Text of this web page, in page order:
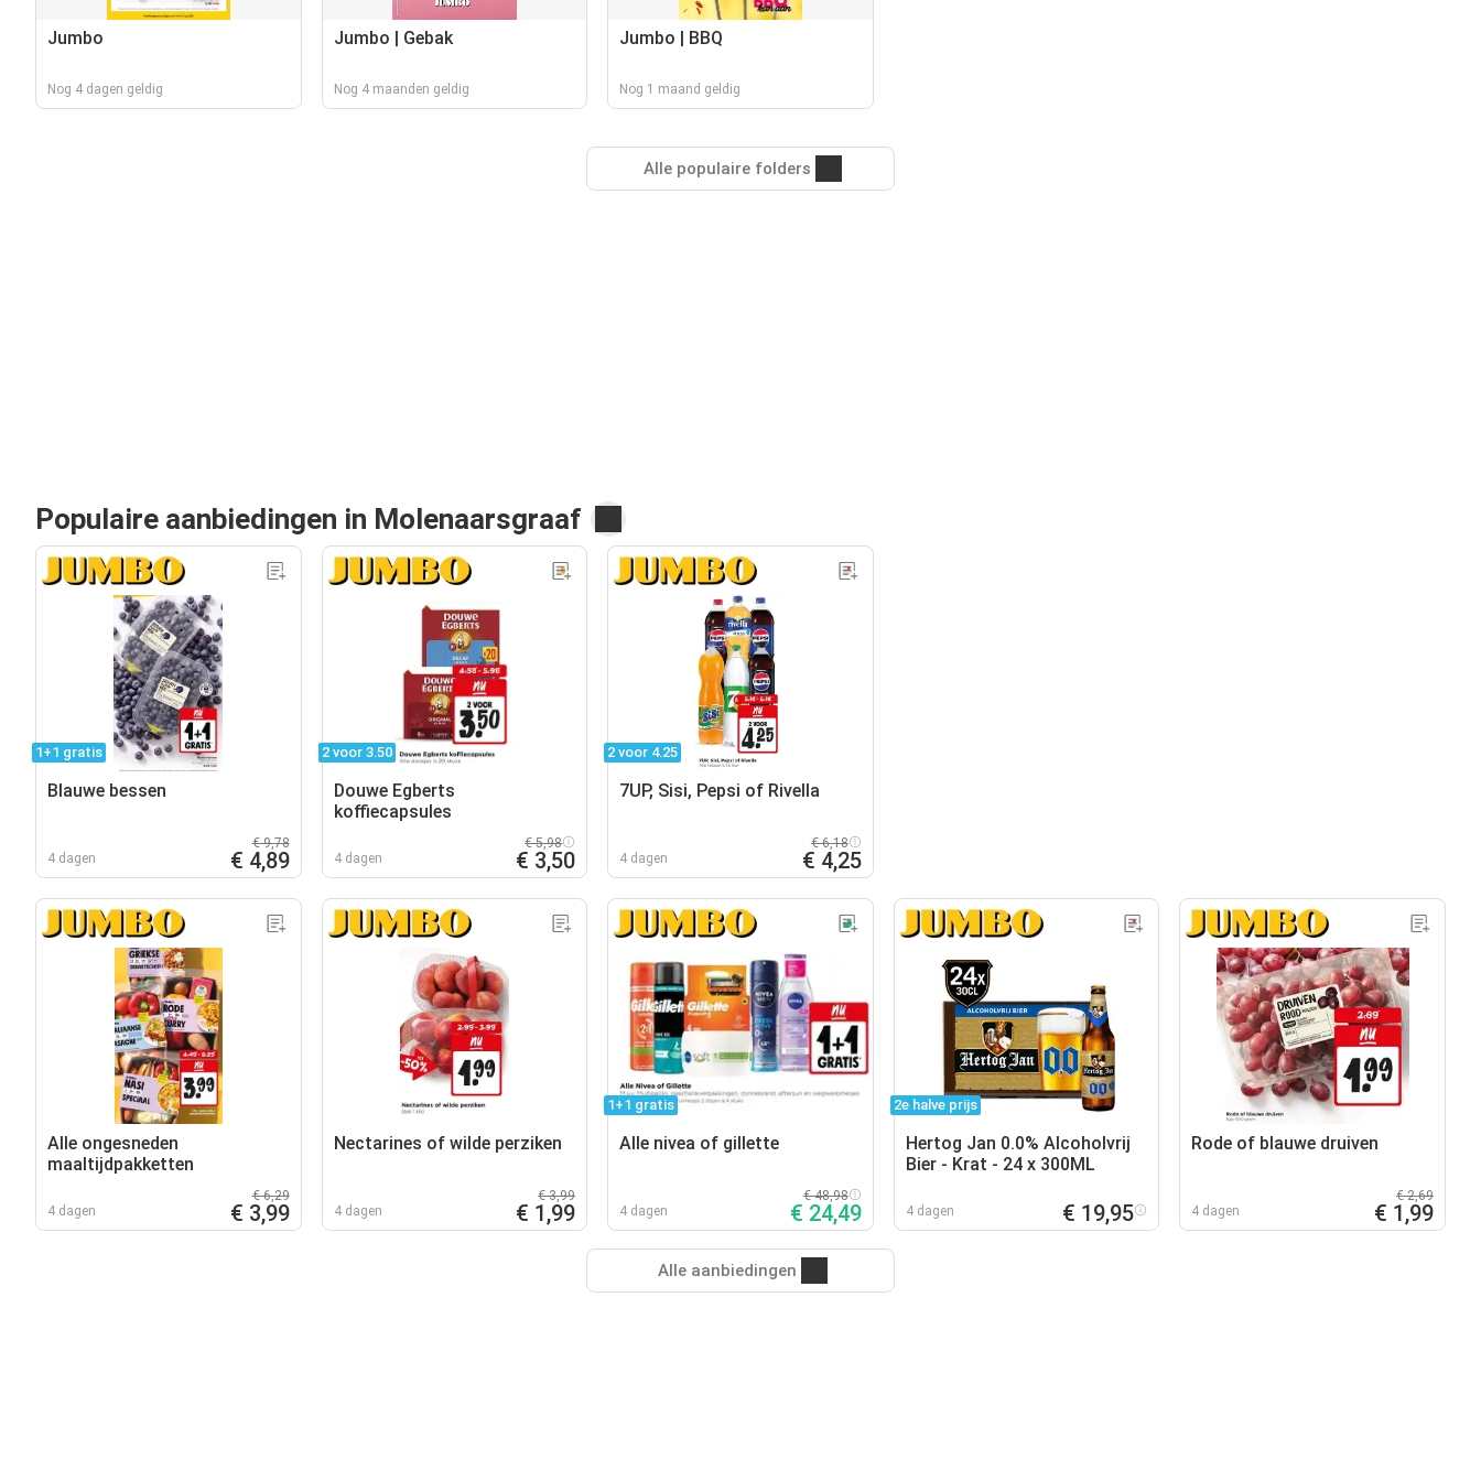
Jumbo
Nog 4 dagen geldig
Jumbo | Gebak
Nog 4 maanden geldig
Jumbo | BBQ
Nog 1 maand geldig
Alle populaire folders
Populaire aanbiedingen in Molenaarsgraaf
1+1 gratis
Blauwe bessen
4 dagen
€ 9,78
€ 4,89
2 voor 3.50
Douwe Egberts
koffiecapsules
4 dagen
€ 5,98
€ 3,50
2 voor 4.25
7UP, Sisi, Pepsi of Rivella
4 dagen
€ 6,18
€ 4,25
Alle ongesneden
maaltijdpakketten
4 dagen
€ 6,29
€ 3,99
Nectarines of wilde perziken
4 dagen
€ 3,99
€ 1,99
1+1 gratis
Alle nivea of gillette
4 dagen
€ 48,98
€ 24,49
2e halve prijs
Hertog Jan 0.0% Alcoholvrij
Bier - Krat - 24 x 300ML
4 dagen € 19,95
Rode of blauwe druiven
4 dagen
€ 2,69
€ 1,99
Alle aanbiedingen